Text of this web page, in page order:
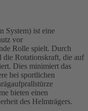
System) ist eine
vor
Rolle spielt. Durch
die Rotationskraft, die auf
Dies minimiert das
bei sportlichen
bieten einen
des Helmträgers.